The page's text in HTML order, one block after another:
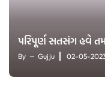
પરિપૂર્ણ સતસંગ હવે
By Gujju 02-05-